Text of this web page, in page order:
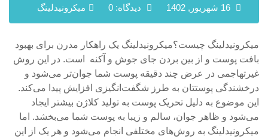
دیدگاه: 0 میکرونیدلینگ
میکرونیدلینگ چیست؟میکرونیدلینگ یک راهکار مدرن برای بهبود
بافت پوست و از بین بردن جای جوش و آکنه است. در این روش
غیرتهاجمی در عرض چند دقیقه پوست شما جوان‌تر می‌شود و
درخشندگی پوستتان به طرز شگفت‌انگیزی افزایش پیدا می‌کند.
این موضوع به دلیل تحریک پوست به تولید کلاژن بیشتر ایجاد
می‌شود و ظاهر جوان، سالم و زیبا به پوست شما می‌بخشد. اما
میکرونیدلینگ به روش‌های مختلفی انجام می‌شود و هر یک از این